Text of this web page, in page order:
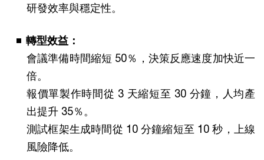
研發效率與穩定性。
轉型效益：
會議準備時間縮短 50％，決策反應速度加快近一
倍。
報價單製作時間從 3 天縮短至 30 分鐘，人均產
出提升 35％。
測試框架生成時間從 10 分鐘縮短至 10 秒，上線
風險降低。